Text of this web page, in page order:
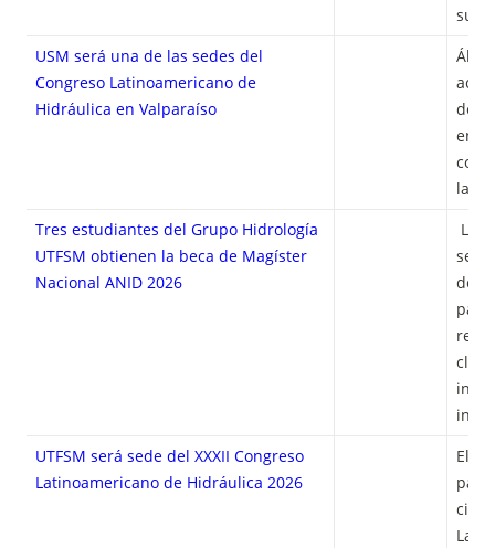
USM será una de las sedes del
Congreso Latinoamericano de
Hidráulica en Valparaíso
Tres estudiantes del Grupo Hidrología
UTFSM obtienen la beca de Magíster
Nacional ANID 2026
país
UTFSM será sede del XXXII Congreso
Latinoamericano de Hidráulica 2026
El